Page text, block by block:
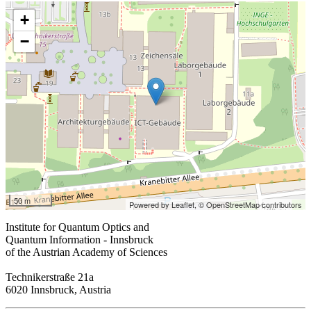
+
−
50 m Powered by Leaflet,© OpenStreetMap contributors
Institute for Quantum Optics and
Quantum Information - Innsbruck
of the Austrian Academy of Sciences
Technikerstraße 21a
6020 Innsbruck, Austria